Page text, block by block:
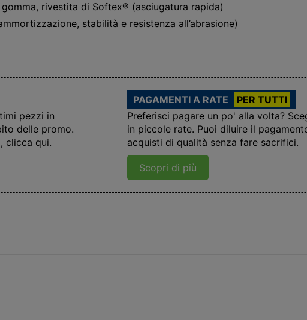
rivestita di Softex® (asciugatura rapida)
stabilità e resistenza all’abrasione)
pezzi in
delle promo.
clicca qui.
PAGAMENTI A RATE
PER TUTTI
Preferisci pagare un po' alla volta?
in piccole rate. Puoi diluire il
acquisti di qualità senza fare sacrifici.
Scopri di più